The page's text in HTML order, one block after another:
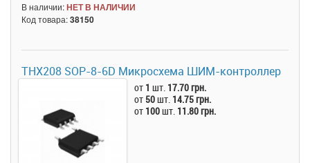
В наличии:НЕТ В НАЛИЧИИ
Код товара:38150
THX208 SOP-8-6D Микросхема ШИМ-контроллер
от 1 шт. 17.70 грн.
от 50шт. 14.75 грн.
от 100шт. 11.80 грн.